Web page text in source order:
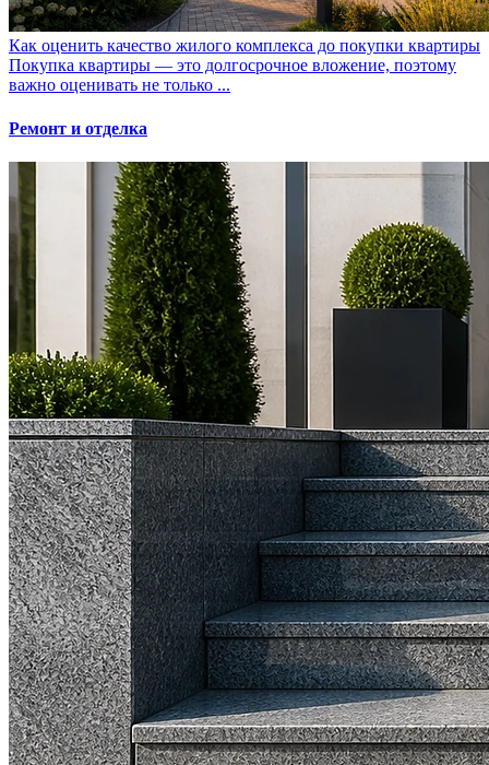
Как оценить качество жилого комплекса до покупки квартиры
Покупка квартиры — это долгосрочное вложение, поэтому
важно оценивать не только ...
Ремонт и отделка